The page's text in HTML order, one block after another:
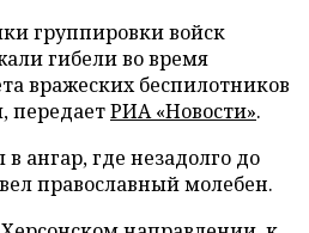
группировки войск
гибели во время
вражеских беспилотников
передаетРИА «Новости».
ангар, где незадолго до
православный молебен.